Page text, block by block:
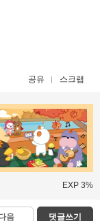
공유 스크랩
EXP 3%
음 댓글쓰기